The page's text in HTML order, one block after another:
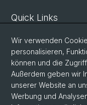
Quick Links
Vorlesungsverzeichnis
Raumtool Universität
Wir verwenden
personalisieren,
können und die
Außerdem geben wir
unserer Website an
Werbung und